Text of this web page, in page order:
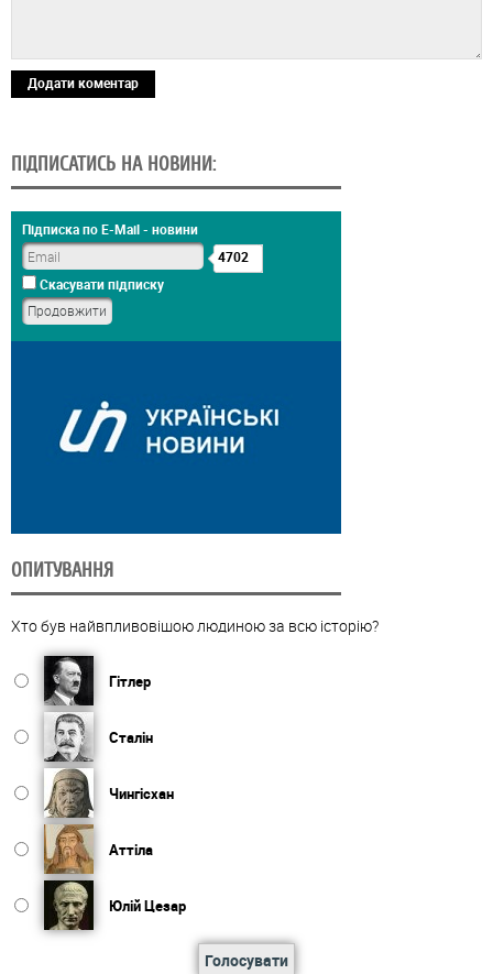
Додати коментар
ПІДПИСАТИСЬ НА НОВИНИ:
Підписка по E-Mail - новини
4702
Скасувати підписку
ОПИТУВАННЯ
Хто був найвпливовішою людиною за всю історію?
Гітлер
Сталін
Чингісхан
Аттіла
Юлій Цезар
Голосувати